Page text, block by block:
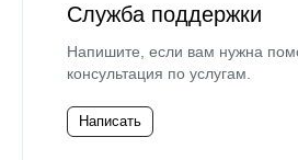
Служба поддержки
Напишите, если вам нужна
консультация по услугам.
Написать